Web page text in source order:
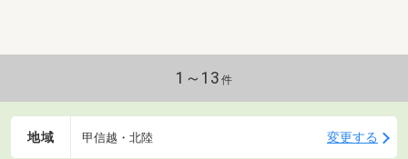
1～13 件
地域 甲信越・北陸 変更する